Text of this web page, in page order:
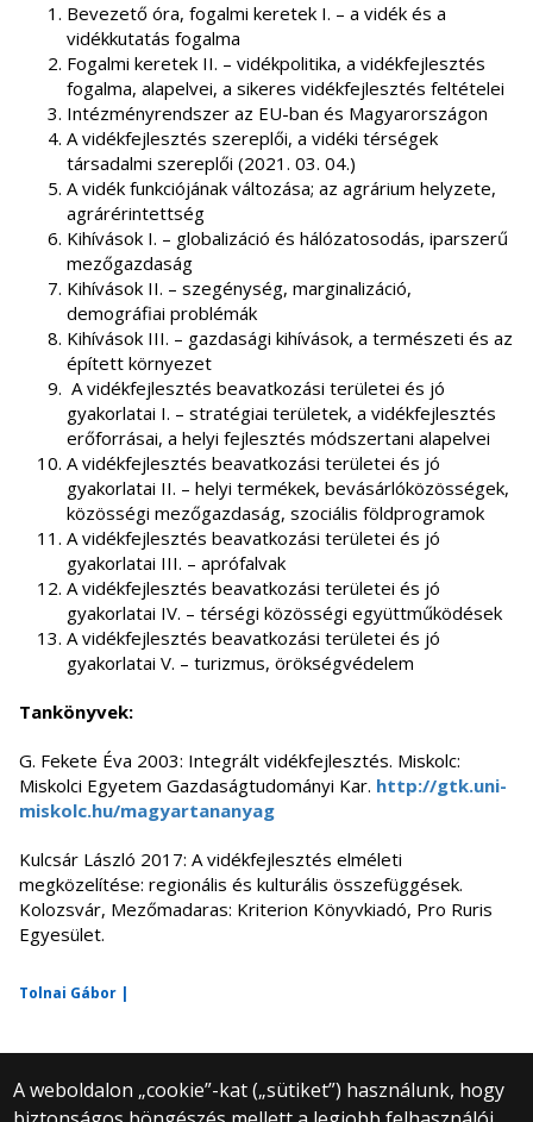
Bevezető óra, fogalmi keretek I. – a vidék és a
vidékkutatás fogalma
Fogalmi keretek II. – vidékpolitika, a vidékfejlesztés
fogalma, alapelvei, a sikeres vidékfejlesztés feltételei
Intézményrendszer az EU-ban és Magyarországon
A vidékfejlesztés szereplői, a vidéki térségek
társadalmi szereplői (2021. 03. 04.)
A vidék funkciójának változása; az agrárium helyzete,
agrárérintettség
Kihívások I. – globalizáció és hálózatosodás, iparszerű
mezőgazdaság
Kihívások II. – szegénység, marginalizáció,
demográfiai problémák
Kihívások III. – gazdasági kihívások, a természeti és az
épített környezet
A vidékfejlesztés beavatkozási területei és jó
gyakorlatai I. – stratégiai területek, a vidékfejlesztés
erőforrásai, a helyi fejlesztés módszertani alapelvei
A vidékfejlesztés beavatkozási területei és jó
gyakorlatai II. – helyi termékek, bevásárlóközösségek,
közösségi mezőgazdaság, szociális földprogramok
A vidékfejlesztés beavatkozási területei és jó
gyakorlatai III. – aprófalvak
A vidékfejlesztés beavatkozási területei és jó
gyakorlatai IV. – térségi közösségi együttműködések
A vidékfejlesztés beavatkozási területei és jó
gyakorlatai V. – turizmus, örökségvédelem
Tankönyvek:
G. Fekete Éva 2003: Integrált vidékfejlesztés. Miskolc:
Miskolci Egyetem Gazdaságtudományi Kar. http://gtk.uni-
miskolc.hu/magyartananyag
Kulcsár László 2017: A vidékfejlesztés elméleti
megközelítése: regionális és kulturális összefüggések.
Kolozsvár, Mezőmadaras: Kriterion Könyvkiadó, Pro Ruris
Egyesület.
Tolnai Gábor |
A weboldalon „cookie”-kat („sütiket”) használunk, hogy